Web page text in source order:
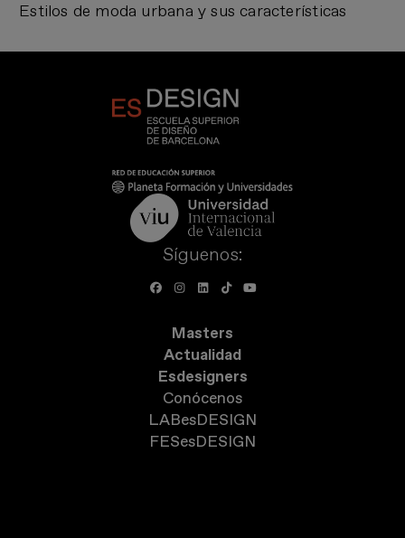
Estilos de moda urbana y sus características
Síguenos:
Masters
Actualidad
Esdesigners
Conócenos
LABesDESIGN
FESesDESIGN